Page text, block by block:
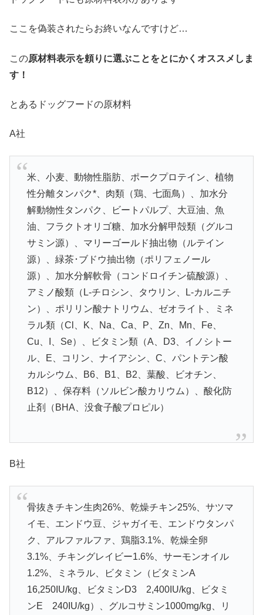
ここを偽装されたらお終いなんですけど…
この原材料表示を頼りに選ぶことをとにかくオススメしま
す！
とあるドッグフードの原材料
A社
米、小麦、動物性脂肪、ポークプロテイン、植物
性分離タンパク*、肉類（鶏、七面鳥）、加水分
解動物性タンパク、ビートパルプ、大豆油、魚
油、フラクトオリゴ糖、加水分解甲殻類（グルコ
サミン源）、マリーゴールド抽出物（ルテイン
源）、緑茶･ブドウ抽出物（ポリフェノール
源）、加水分解軟骨（コンドロイチン硫酸源）、
アミノ酸類（L-チロシン、タウリン、L-カルニチ
ン）、ポリリン酸ナトリウム、ゼオライト、ミネ
ラル類（Cl、K、Na、Ca、P、Zn、Mn、Fe、
Cu、I、Se）、ビタミン類（A、D3、イノシトー
ル、E、コリン、ナイアシン、C、パントテン酸
カルシウム、B6、B1、B2、葉酸、ビオチン、
B12）、保存料（ソルビン酸カリウム）、酸化防
止剤（BHA、没食子酸プロピル）
B社
骨抜きチキン生肉26%、乾燥チキン25%、サツマ
イモ、エンドウ豆、ジャガイモ、エンドウタンパ
ク、アルファルファ、鶏脂3.1%、乾燥全卵
3.1%、チキングレイビー1.6%、サーモンオイル
1.2%、ミネラル、ビタミン（ビタミンA
16,250IU/kg、ビタミンD3 2,400IU/kg、ビタミ
ンE 240IU/kg）、グルコサミン1000mg/kg、リ